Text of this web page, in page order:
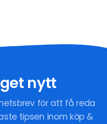
nytt
för att få reda
tipsen inom köp &